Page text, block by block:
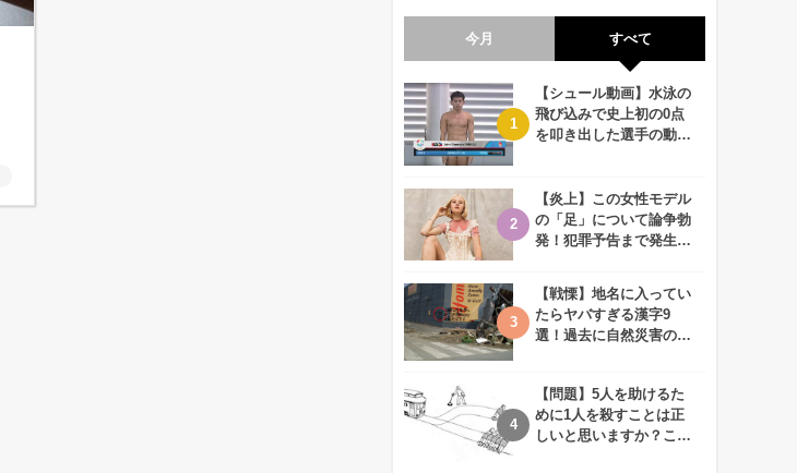
今月 すべて
【シュール動画】水泳の
飛び込みで史上初の0点
を叩き出した選手の動画
【炎上】この女性モデル
の「足」について論争勃
発！犯罪予告まで発生す
【戦慄】地名に入ってい
たらヤバすぎる漢字9
選！過去に自然災害の歴
【問題】5人を助けるた
めに1人を殺すことは正
しいと思いますか？この